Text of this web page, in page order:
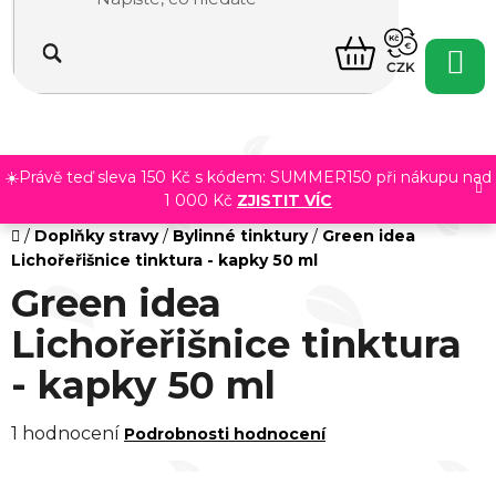
obsah
☀️Právě teď sleva 150 Kč s kódem: SUMMER150 při nákupu nad
1 000 Kč ZJISTIT VÍC
NÁKUPNÍ
KOŠÍK
CZK
Domů
/ Doplňky stravy / Bylinné tinktury / Green idea
Lichořeřišnice tinktura - kapky 50 ml
Green idea
Lichořeřišnice tinktura
- kapky 50 ml
Průměrné
1 hodnocení Podrobnosti hodnocení